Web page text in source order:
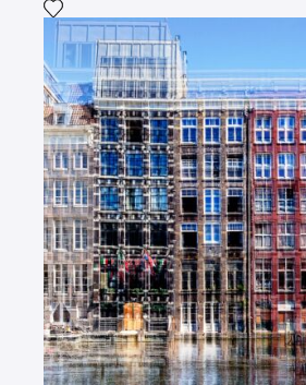
Agrega la fotografía a mi lista